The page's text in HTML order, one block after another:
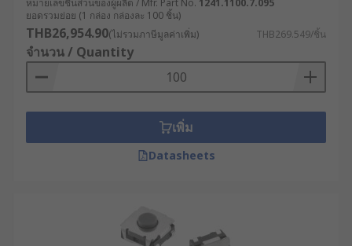
ความแม่นยำในการตอบสนองการกด โดยจะ
ทำงานเฉพาะเมื่อมีการกดปุ่ม และจะไม่ทำงาน
หากไม่มีแรงกด
รองรับการใช้งานในหลายสภาพแวดล้อม เหมาะ
สำหรับการใช้งานที่ต้องการป้องกันความเสียหาย
ขนาดกะทัดรัด สวิตช์มีขนาดเล็ก ทำให้สามารถ
ติดตั้งได้ในระบบอิเล็กทรอนิกส์ที่มีพื้นที่จำกัด
นิยมใช้โดยทั่วไป
หมายเลขชิ้นส่วนของผู้ผลิต / Mfr. Part No. 1241.1100.7.095
ยอดรวมย่อย (1 กล่อง กล่องละ 100 ชิ้น)
THB26,954.90(ไม่รวมภาษีมูลค่าเพิ่ม) THB269.549/ชิ้น
จำนวน / Quantity
เพิ่ม
Datasheets